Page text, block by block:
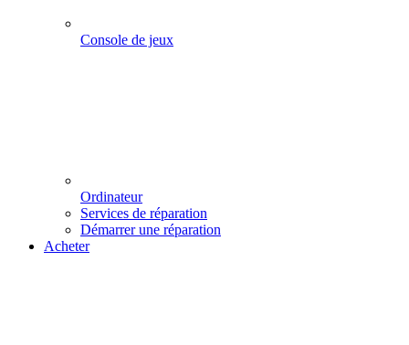
Console de jeux
Ordinateur
Services de réparation
Démarrer une réparation
Acheter